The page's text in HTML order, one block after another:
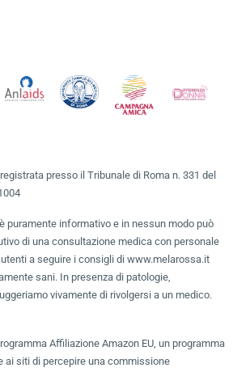
presso il Tribunale di Roma n. 331 del
puramente informativo e in nessun modo può
di una consultazione medica con personale
a seguire i consigli di www.melarossa.it
sani. In presenza di patologie,
vivamente di rivolgersi a un medico.
Affiliazione Amazon EU, un programma
ai siti di percepire una commissione